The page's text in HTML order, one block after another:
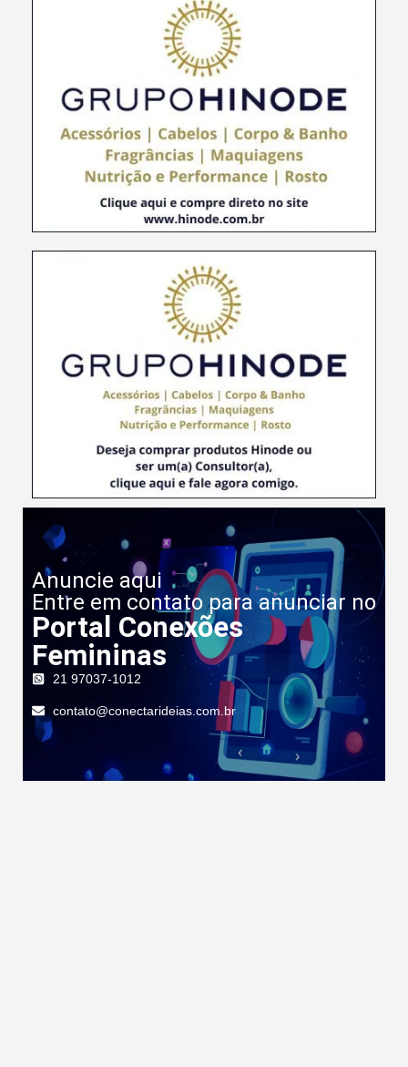
Anuncie aqui
Entre em contato para anunciar no
Portal Conexões
Femininas
21 97037-1012
contato@conectarideias.com.br